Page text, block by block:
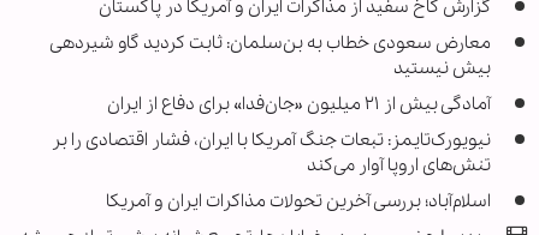
گزارش کاخ سفید از مذاکرات ایران و آمریکا در پاکستان
معارض سعودی خطاب به بن‌سلمان: ثابت کردید گاو شیردهی
بیش نیستید
آمادگی بیش از ۲۱ میلیون «جان‌فدا» برای دفاع از ایران
نیویورک‌تایمز: تبعات جنگ آمریکا با ایران، فشار اقتصادی را بر
تنش‌های اروپا آوار می‌کند
اسلام‌آباد؛ بررسی آخرین تحولات مذاکرات ایران و آمریکا